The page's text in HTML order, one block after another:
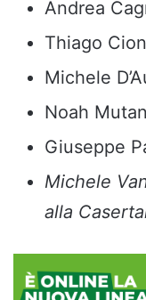
Andrea
Thiago
Michele
Noah
Giuseppe
Michele
alla